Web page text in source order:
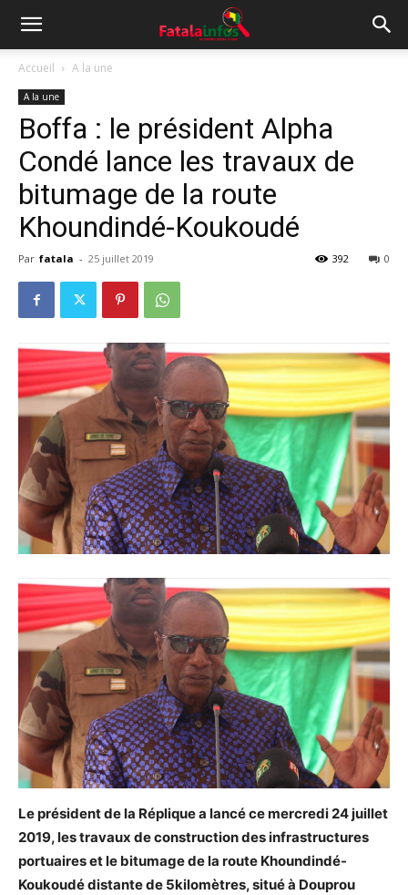
Accueil A la une
A la une
Boffa : le président Alpha
Condé lance les travaux de
bitumage de la route
Khoundindé-Koukoudé
Par fatala - 25 juillet 2019 0
392
Le président de la Réplique a lancé ce mercredi 24 juillet
2019, les travaux de construction des infrastructures
portuaires et le bitumage de la route Khoundindé-
Koukoudé distante de 5kilomètres, situé à Douprou